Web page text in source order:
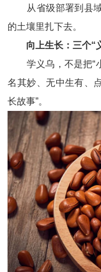
从省级部署到县
的土壤里扎下去。
向上生长：三个“
学义乌，不是把“
名其妙、无中生有、
长故事”。